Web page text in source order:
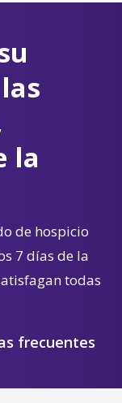
la
de hospicio
7 días de la
todas
frecuentes